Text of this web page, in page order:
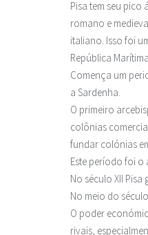
Pisa tem seu pico
romano e
italiano. Isso foi
República Marítima .
Comença um
a Sardenha.
O primeiro
colônias
fundar colónias
Este período foi
No século XII
No meio do
O poder
rivais,